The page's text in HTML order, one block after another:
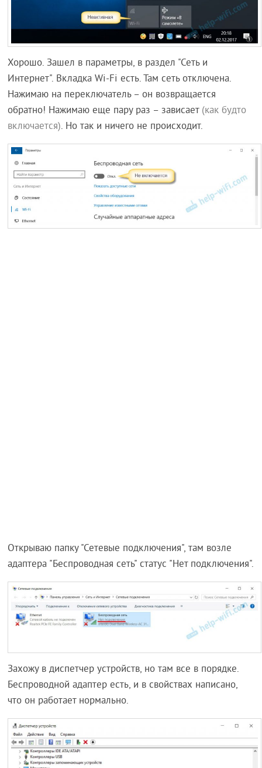
Хорошо. Зашел в параметры, в раздел "Сеть и
Интернет". Вкладка Wi-Fi есть. Там сеть отключена.
Нажимаю на переключатель – он возвращается
обратно! Нажимаю еще пару раз – зависает (как будто
включается). Но так и ничего не происходит.
Открываю папку "Сетевые подключения", там возле
адаптера "Беспроводная сеть" статус "Нет подключения".
Захожу в диспетчер устройств, но там все в порядке.
Беспроводной адаптер есть, и в свойствах написано,
что он работает нормально.